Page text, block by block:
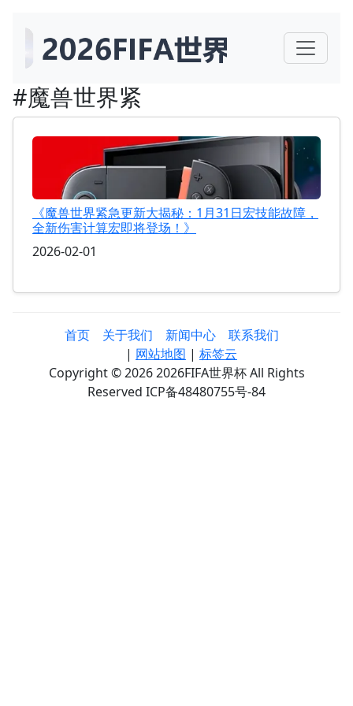
#魔兽世界紧
《魔兽世界紧急更新大揭秘：1月31日宏技能故障，
全新伤害计算宏即将登场！》
2026-02-01
首页 关于我们 新闻中心
联系我们
| 网站地图 | 标签云
Copyright © 2026 2026FIFA世界杯 All Rights
Reserved ICP备48480755号-84